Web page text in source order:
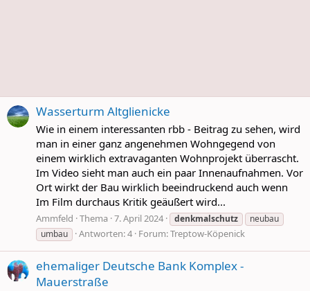
Wasserturm Altglienicke
Wie in einem interessanten rbb - Beitrag zu sehen, wird
man in einer ganz angenehmen Wohngegend von
einem wirklich extravaganten Wohnprojekt überrascht.
Im Video sieht man auch ein paar Innenaufnahmen. Vor
Ort wirkt der Bau wirklich beeindruckend auch wenn
Im Film durchaus Kritik geäußert wird...
Ammfeld Thema 7. April 2024 denkmalschutz
neubau
umbau
Antworten: 4 Forum:Treptow-Köpenick
ehemaliger Deutsche Bank Komplex -
Mauerstraße